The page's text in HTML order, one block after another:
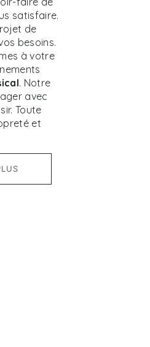
satisfaire.
de
besoins.
à votre
. Notre
avec
Toute
et